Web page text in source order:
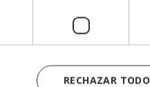
SIGUIENTE
¿cuál es el proceso?
RECHAZAR TODO